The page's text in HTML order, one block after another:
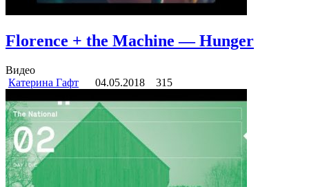
Florence + the Machine — Hunger
Видео
Катерина Гафт
04.05.2018 315